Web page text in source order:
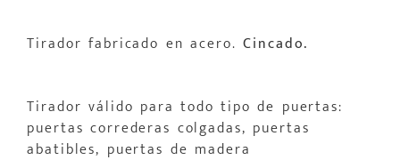
Tirador fabricado en acero. Cincado.
Tirador válido para todo tipo de puertas:
puertas correderas colgadas, puertas
abatibles, puertas de madera